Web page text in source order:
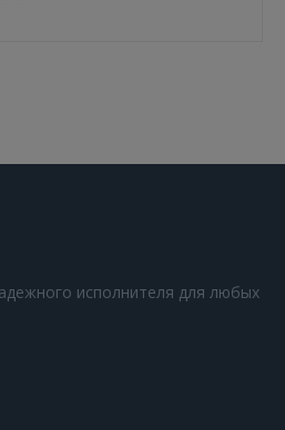
исполнителя для любых